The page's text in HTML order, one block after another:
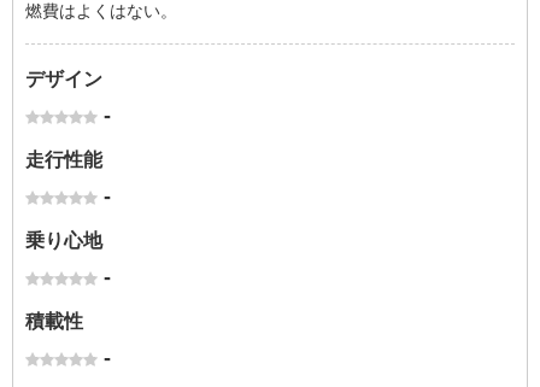
燃費はよくはない。
デザイン
-
走行性能
-
乗り心地
-
積載性
-